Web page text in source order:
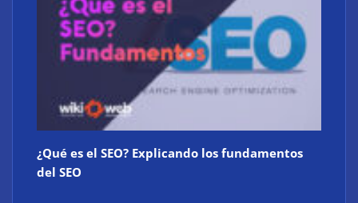
¿Qué es el SEO? Explicando los fundamentos
del SEO